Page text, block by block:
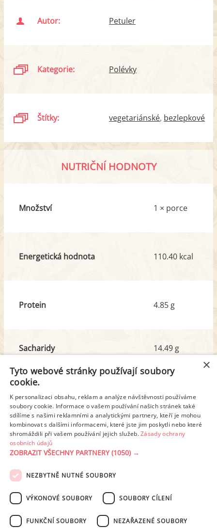
Autor: Petuler
Kategorie: Polévky
Štítky: vegetariánské bezlepkové
NUTRIČNÍ HODNOTY
Množství 1 × porce
Energetická hodnota 110.40 kcal
Protein 4.85 g
Sacharidy
14.49 g
Tuk
z toho nas. mastné kyseliny
3.15 g
1.18 g
Detailní rozpis
PODMÍNKY UŽITÍ ZÁSADY OCHRANY OSOBNÍCH ÚDAJŮ
NASTAVENÍ COOKIES
×
Tyto webové stránky používají soubory
cookie.
K personalizaci obsahu, reklam a analýze návštěvnosti používáme
soubory cookie. Informace o vašem používání našich stránek také
sdílíme s našimi reklamními a analytickými partnery, kteří je mohou
kombinovat s dalšími informacemi, které jste jim poskytli nebo které
shromáždili při vašem používání jejich služeb.Zásady ochrany
osobních údajů
ZOBRAZIT VŠECHNY PARTNERY(1050) →
NEZBYTNĚ NUTNÉ SOUBORY
VÝKONOVÉ SOUBORY SOUBORY CÍLENÍ
FUNKČNÍ SOUBORY NEZAŘAZENÉ SOUBORY